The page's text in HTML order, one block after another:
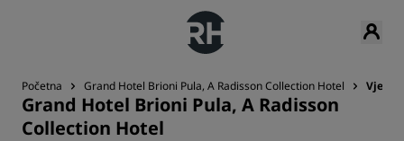
Početna Grand Hotel Brioni Pula, A Radisson Collection Hotel
Grand Hotel Brioni Pula, A Radisson
Collection Hotel